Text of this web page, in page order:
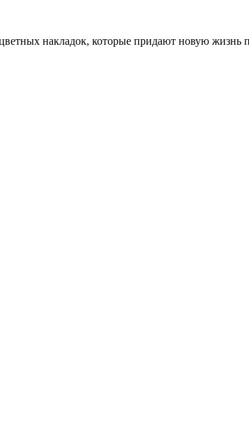
накладок, которые придают новую жизнь